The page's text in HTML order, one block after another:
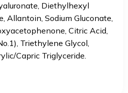
Diethylhexyl
Allantoin, Sodium Gluconate,
Citric Acid,
Triethylene Glycol,
Capric Triglyceride.